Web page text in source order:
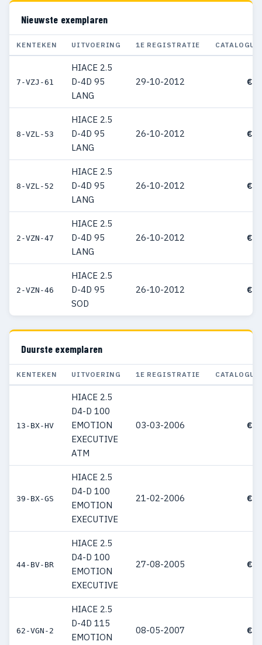
Nieuwste exemplaren
KENTEKEN UITVOERING 1E REGISTRATIE
7-VZJ-61
HIACE 2.5
D-4D 95
LANG
29-10-2012 €
8-VZL-53
HIACE 2.5
D-4D 95
LANG
26-10-2012 €
8-VZL-52
HIACE 2.5
D-4D 95
LANG
26-10-2012 €
2-VZN-47
HIACE 2.5
D-4D 95
LANG
26-10-2012 €
2-VZN-46
HIACE 2.5
D-4D 95
SOD
26-10-2012 €
Duurste exemplaren
KENTEKEN UITVOERING 1E REGISTRATIE
13-BX-HV
HIACE 2.5
D4-D 100
EMOTION
EXECUTIVE
ATM
03-03-2006 €
39-BX-GS
HIACE 2.5
D4-D 100
EMOTION
EXECUTIVE
21-02-2006 €
44-BV-BR
HIACE 2.5
D4-D 100
EMOTION
EXECUTIVE
27-08-2005 €
62-VGN-2
HIACE 2.5
D-4D 115
EMOTION
08-05-2007 €